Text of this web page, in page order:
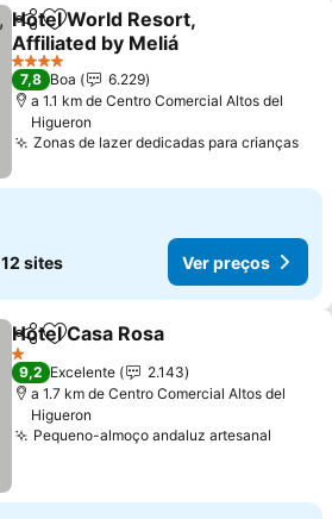
PartilharAdicionar aos favoritos
Hotel World Resort,
Affiliated by Meliá
4 Estrelas
7,8 Boa
6.229
a 1.1 km de Centro Comercial Altos del
Higueron
Zonas de lazer dedicadas para crianças
12 sites Ver preços
PartilharAdicionar aos favoritos
Hotel Casa Rosa
1 Estrelas
9,2 Excelente
2.143
a 1.7 km de Centro Comercial Altos del
Higueron
Pequeno-almoço andaluz artesanal